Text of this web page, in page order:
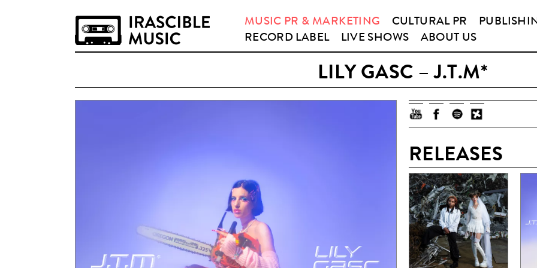
MUSIC PR & MARKETING CULTURAL PR
RECORD LABEL
LIVE SHOWS ABOUT US
LILY GASC – J.T.M*
RELEASES